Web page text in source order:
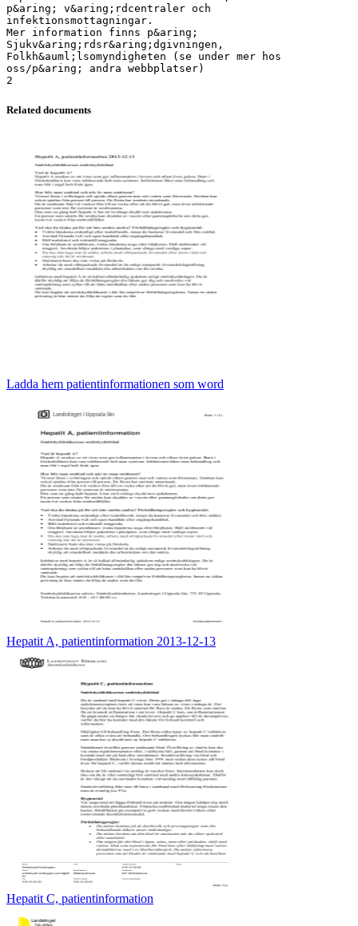
p&aring; v&aring;rdcentraler och
infektionsmottagningar.
Mer information finns p&aring;
Sjukv&aring;rdsr&aring;dgivningen,
Folkh&auml;lsomyndigheten (se under mer hos
oss/p&aring; andra webbplatser)
Related documents
Ladda hem patientinformationen som word
Hepatit A, patientinformation 2013-12-13
Hepatit C, patientinformation